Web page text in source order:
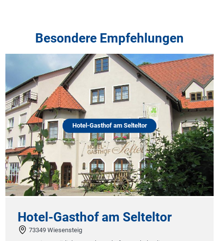
Besondere Empfehlungen
Hotel-Gasthof am Selteltor
Hotel-Gasthof am Selteltor
73349 Wiesensteig